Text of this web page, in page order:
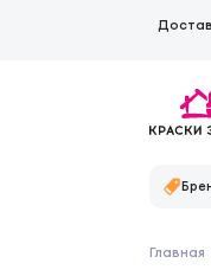
Главная